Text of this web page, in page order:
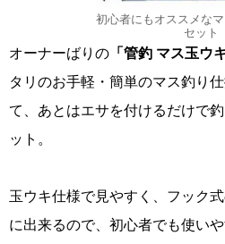
初心者にもオススメな
セット
オーナーばりの 「管釣 マス玉ウ
タリのお手軽・簡単のマス釣り
て、あとはエサを付けるだけで
ット。
玉ウキ仕様で見やすく、フック
に出来るので、初心者でも使いや